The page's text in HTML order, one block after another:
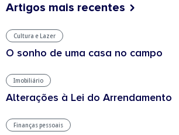
Artigos mais recentes
Cultura e Lazer
O sonho de uma casa no campo
Imobiliário
Alterações à Lei do Arrendamento
Finanças pessoais